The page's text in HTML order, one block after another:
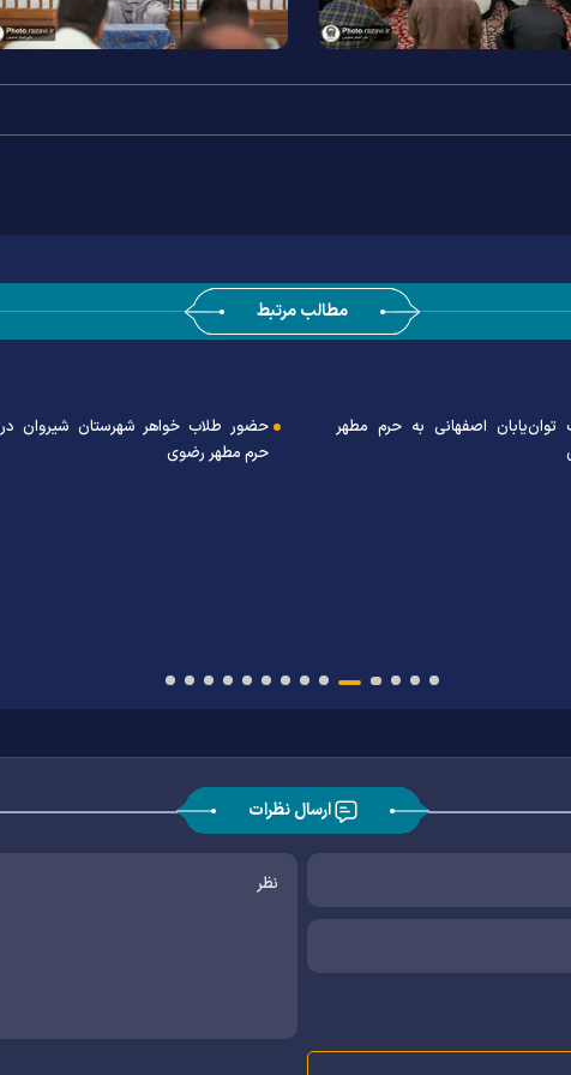
مطالب مرتبط
توان‌یابان اصفهانی به حرم مطهر
حضور طلاب خواهر شهرستان شیروان در
حرم مطهر رضوی
ارسال نظرات